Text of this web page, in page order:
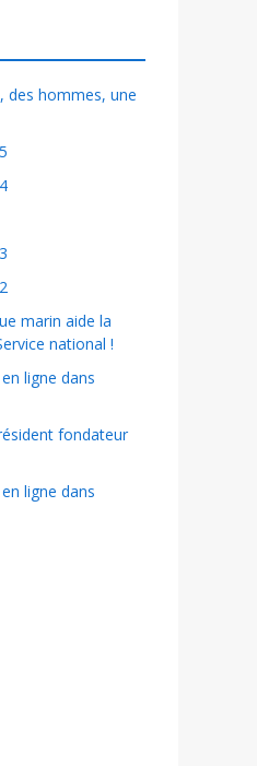
des hommes, une
marin aide la
national !
ligne dans
fondateur
ligne dans